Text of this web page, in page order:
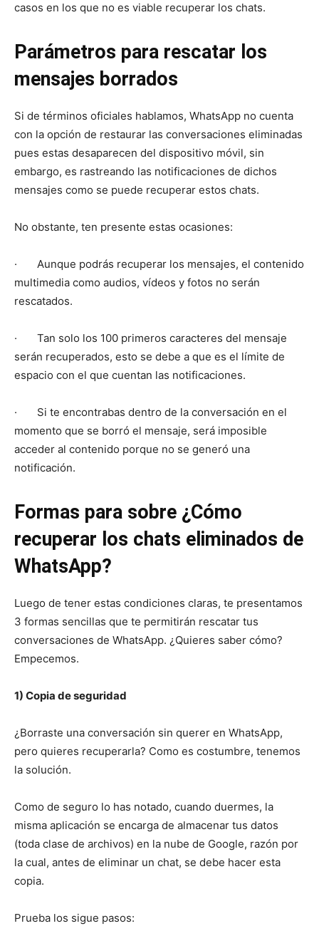
casos en los que no es viable recuperar los chats.
Parámetros para rescatar los
mensajes borrados
Si de términos oficiales hablamos, WhatsApp no cuenta
con la opción de restaurar las conversaciones eliminadas
pues estas desaparecen del dispositivo móvil, sin
embargo, es rastreando las notificaciones de dichos
mensajes como se puede recuperar estos chats.
No obstante, ten presente estas ocasiones:
· Aunque podrás recuperar los mensajes, el contenido
multimedia como audios, vídeos y fotos no serán
rescatados.
· Tan solo los 100 primeros caracteres del mensaje
serán recuperados, esto se debe a que es el límite de
espacio con el que cuentan las notificaciones.
· Si te encontrabas dentro de la conversación en el
momento que se borró el mensaje, será imposible
acceder al contenido porque no se generó una
notificación.
Formas para sobre ¿Cómo
recuperar los chats eliminados de
WhatsApp?
Luego de tener estas condiciones claras, te presentamos
3 formas sencillas que te permitirán rescatar tus
conversaciones de WhatsApp. ¿Quieres saber cómo?
Empecemos.
1) Copia de seguridad
¿Borraste una conversación sin querer en WhatsApp,
pero quieres recuperarla? Como es costumbre, tenemos
la solución.
Como de seguro lo has notado, cuando duermes, la
misma aplicación se encarga de almacenar tus datos
(toda clase de archivos) en la nube de Google, razón por
la cual, antes de eliminar un chat, se debe hacer esta
copia.
Prueba los sigue pasos: